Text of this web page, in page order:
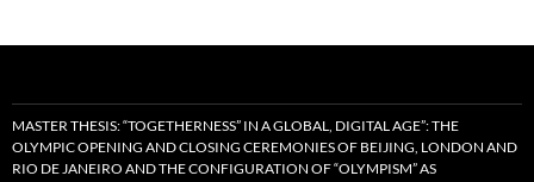
MASTER THESIS: “TOGETHERNESS” IN A GLOBAL, DIGITAL AGE”: THE
OLYMPIC OPENING AND CLOSING CEREMONIES OF BEIJING, LONDON AND
RIO DE JANEIRO AND THE CONFIGURATION OF “OLYMPISM” AS